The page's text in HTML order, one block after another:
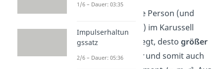
Je weiter sich eine Person (und
somit ihre Masse) im Karussell
nach
bewegt, desto größer
wird derRadius rund somit auch
1/6 – Dauer: 03:35
Impulserhaltun
gssatz
2/6 – Dauer: 05:36